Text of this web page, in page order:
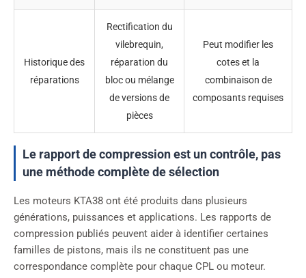
Historique des
réparations
Rectification du
vilebrequin,
réparation du
bloc ou mélange
de versions de
pièces
Peut modifier les
cotes et la
combinaison de
composants requises
Le rapport de compression est un contrôle, pas
une méthode complète de sélection
Les moteurs KTA38 ont été produits dans plusieurs
générations, puissances et applications. Les rapports de
compression publiés peuvent aider à identifier certaines
familles de pistons, mais ils ne constituent pas une
correspondance complète pour chaque CPL ou moteur.